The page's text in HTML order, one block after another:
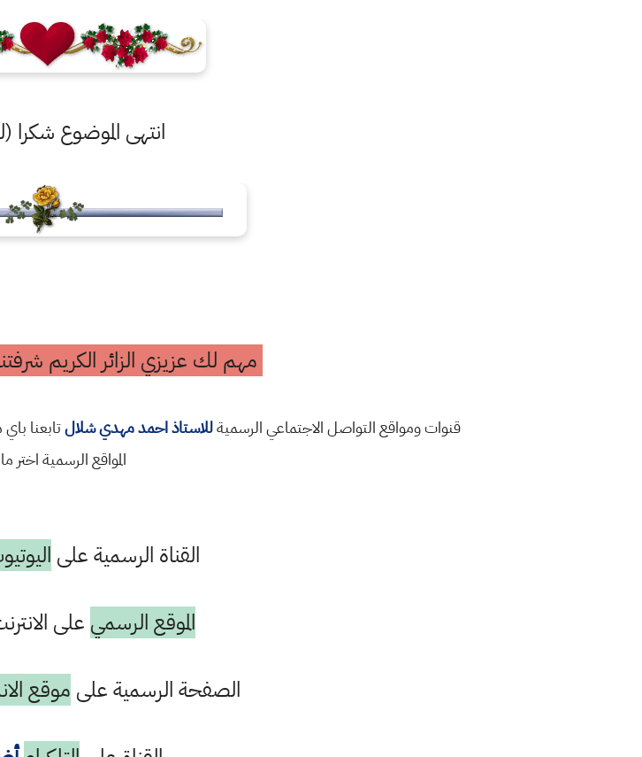
انتهى الموضوع
مهم لك عزيزي الزائر الكريم
قنوات ومواقع التواصل الاجتماعي الرسميةللاستاذ احمد مهدي شلالتابعنا
المواقع الرسمية اختر
القناة الرسمية على
الموقع الرسمي على
الصفحة الرسمية على موقع